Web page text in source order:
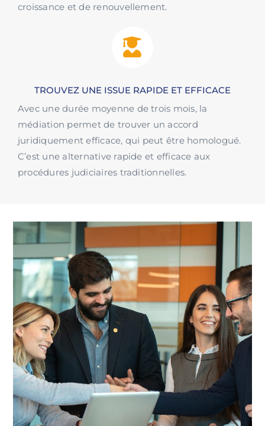
croissance et de renouvellement.
TROUVEZ UNE ISSUE RAPIDE ET EFFICACE
Avec une durée moyenne de trois mois, la
médiation permet de trouver un accord
juridiquement efficace, qui peut être homologué.
C’est une alternative rapide et efficace aux
procédures judiciaires traditionnelles.